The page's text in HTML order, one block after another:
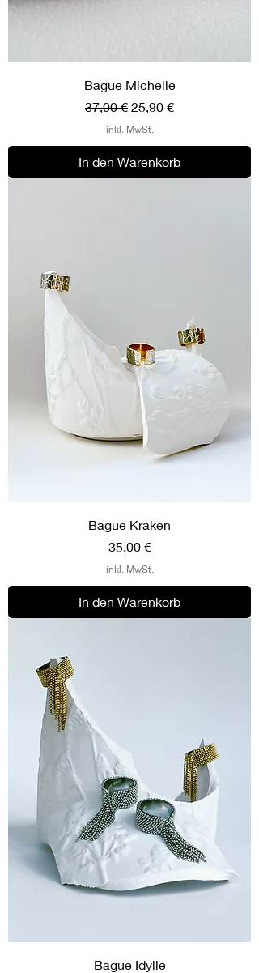
Bague Michelle
Standardpreis
37,00 € Sale-Preis
25,90 €
inkl. MwSt.
In den Warenkorb
Bague Kraken
Preis
35,00 €
inkl. MwSt.
In den Warenkorb
Bague Idylle